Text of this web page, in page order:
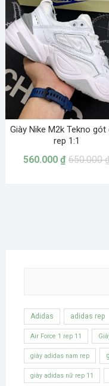
Giày Nike M2k Tekno gót
rep 1:1
650.000
560.000₫
Adidas adidas rep
Air Force 1 rep 11
giày adidas nam rep
giày adidas nữ rep 11